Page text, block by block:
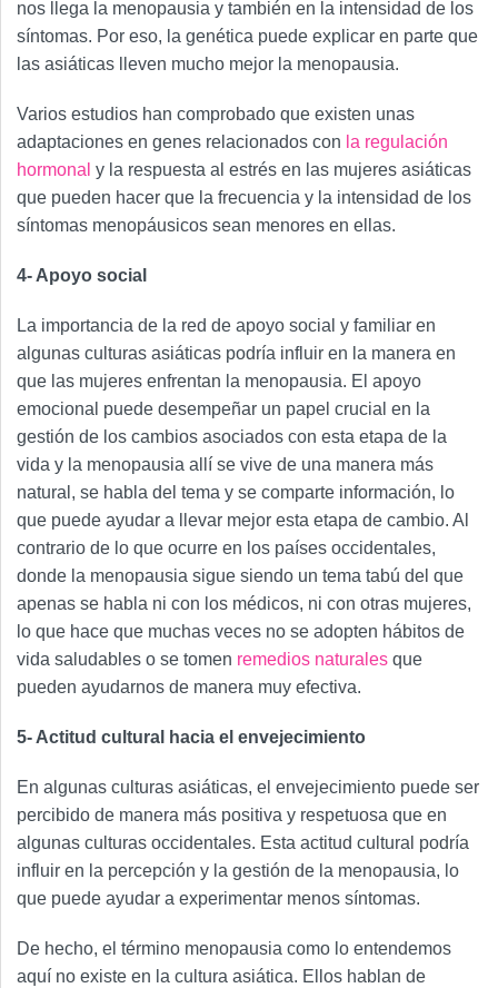
nos llega la menopausia y también en la intensidad de los
síntomas. Por eso, la genética puede explicar en parte que
las asiáticas lleven mucho mejor la menopausia.
Varios estudios han comprobado que existen unas
adaptaciones en genes relacionados con la regulación
hormonal y la respuesta al estrés en las mujeres asiáticas
que pueden hacer que la frecuencia y la intensidad de los
síntomas menopáusicos sean menores en ellas.
4- Apoyo social
La importancia de la red de apoyo social y familiar en
algunas culturas asiáticas podría influir en la manera en
que las mujeres enfrentan la menopausia. El apoyo
emocional puede desempeñar un papel crucial en la
gestión de los cambios asociados con esta etapa de la
vida y la menopausia allí se vive de una manera más
natural, se habla del tema y se comparte información, lo
que puede ayudar a llevar mejor esta etapa de cambio. Al
contrario de lo que ocurre en los países occidentales,
donde la menopausia sigue siendo un tema tabú del que
apenas se habla ni con los médicos, ni con otras mujeres,
lo que hace que muchas veces no se adopten hábitos de
vida saludables o se tomen remedios naturales que
pueden ayudarnos de manera muy efectiva.
5- Actitud cultural hacia el envejecimiento
En algunas culturas asiáticas, el envejecimiento puede ser
percibido de manera más positiva y respetuosa que en
algunas culturas occidentales. Esta actitud cultural podría
influir en la percepción y la gestión de la menopausia, lo
que puede ayudar a experimentar menos síntomas.
De hecho, el término menopausia como lo entendemos
aquí no existe en la cultura asiática. Ellos hablan de